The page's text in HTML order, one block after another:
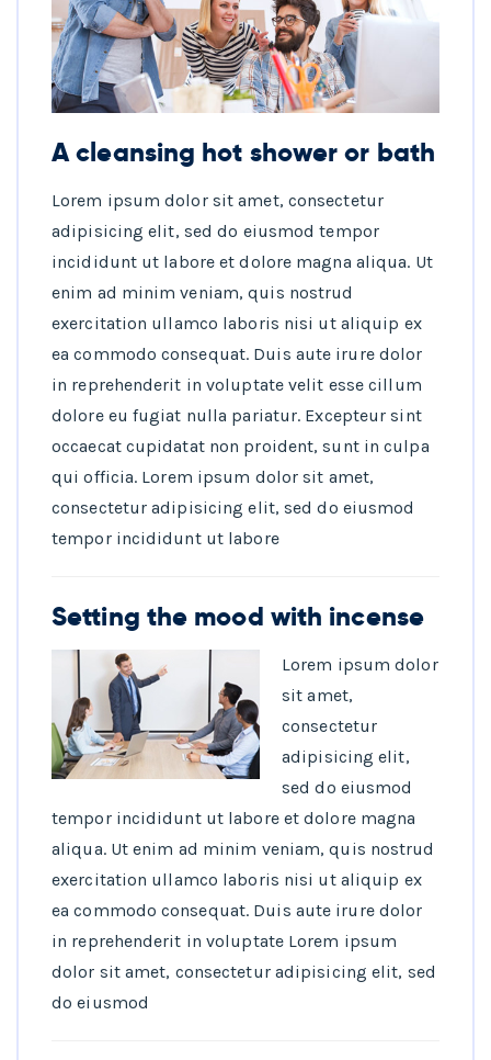
A cleansing hot shower or bath
Lorem ipsum dolor sit amet, consectetur
adipisicing elit, sed do eiusmod tempor
incididunt ut labore et dolore magna aliqua. Ut
enim ad minim veniam, quis nostrud
exercitation ullamco laboris nisi ut aliquip ex
ea commodo consequat. Duis aute irure dolor
in reprehenderit in voluptate velit esse cillum
dolore eu fugiat nulla pariatur. Excepteur sint
occaecat cupidatat non proident, sunt in culpa
qui officia. Lorem ipsum dolor sit amet,
consectetur adipisicing elit, sed do eiusmod
tempor incididunt ut labore
Setting the mood with incense
Lorem ipsum dolor
sit amet,
consectetur
adipisicing elit,
sed do eiusmod
tempor incididunt ut labore et dolore magna
aliqua. Ut enim ad minim veniam, quis nostrud
exercitation ullamco laboris nisi ut aliquip ex
ea commodo consequat. Duis aute irure dolor
in reprehenderit in voluptate Lorem ipsum
dolor sit amet, consectetur adipisicing elit, sed
do eiusmod